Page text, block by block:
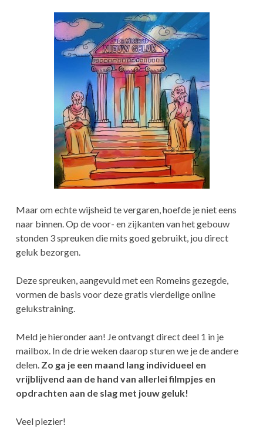
Maar om echte wijsheid te vergaren, hoefde je niet eens
naar binnen. Op de voor- en zijkanten van het gebouw
stonden 3 spreuken die mits goed gebruikt, jou direct
geluk bezorgen.
Deze spreuken, aangevuld met een Romeins gezegde,
vormen de basis voor deze gratis vierdelige online
gelukstraining.
Meld je hieronder aan! Je ontvangt direct deel 1 in je
mailbox. In de drie weken daarop sturen we je de andere
delen. Zo ga je een maand lang individueel en
vrijblijvend aan de hand van allerlei filmpjes en
opdrachten aan de slag met jouw geluk!
Veel plezier!